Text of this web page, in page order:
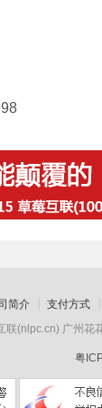
(nlpc.cn) 广州花
粤
简介 支付方式